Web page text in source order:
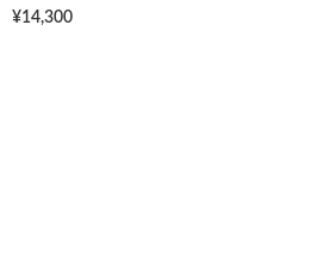
¥14,300